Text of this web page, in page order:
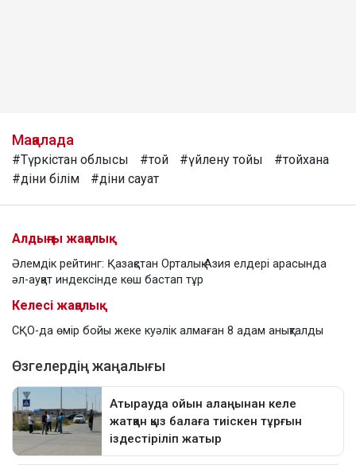
Мақалада
#Түркістан облысы #той #үйлену тойы
#тойхана
#діни білім
#діни сауат
Алдыңғы жаңалық
Әлемдік рейтинг: Қазақстан Орталық Азия елдері арасында
әл-ауқат индексінде көш бастап тұр
Келесі жаңалық
СҚО-да өмір бойы жеке куәлік алмаған 8 адам анықталды